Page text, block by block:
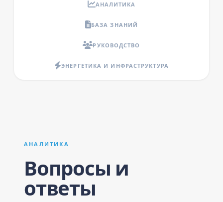
АНАЛИТИКА
БАЗА ЗНАНИЙ
РУКОВОДСТВО
ЭНЕРГЕТИКА И ИНФРАСТРУКТУРА
АНАЛИТИКА
Вопросы и
ответы